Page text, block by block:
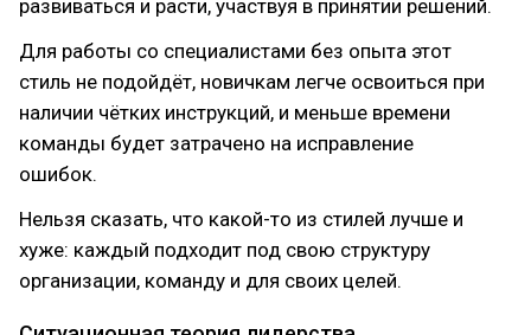
развиваться и расти, участвуя в принятии решений.
Для работы со специалистами без опыта этот
стиль не подойдёт, новичкам легче освоиться при
наличии чётких инструкций, и меньше времени
команды будет затрачено на исправление
ошибок.
Нельзя сказать, что какой-то из стилей лучше и
хуже: каждый подходит под свою структуру
организации, команду и для своих целей.